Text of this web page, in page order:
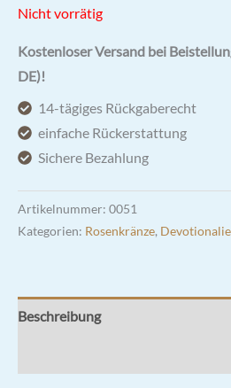
Nicht vorrätig
Kostenloser Versand bei
DE)!
14-tägiges Rückgaberecht
einfache Rückerstattung
Sichere Bezahlung
Artikelnummer: 0051
Kategorien: Rosenkränze,
Beschreibung